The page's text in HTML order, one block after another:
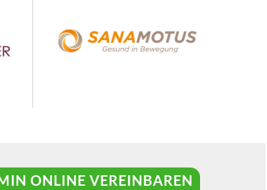
ONLINE VEREINBAREN